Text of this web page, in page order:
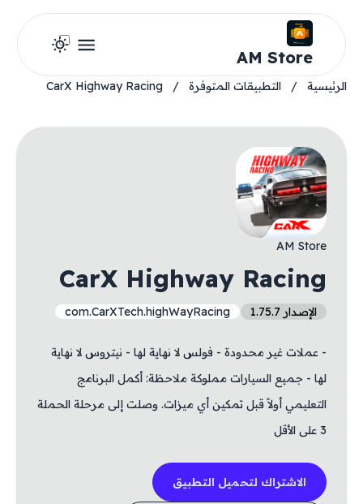
AM Store
الرئيسية / التطبيقات المتوفرة /
CarX Highway Racing
AM Store
CarX Highway Racing
الإصدار 1.75.7 com.CarXTech.highWayRacing
- عملات غير محدودة - فولس لا نهاية لها - نيتروس لا نهاية
لها - جميع السيارات مملوكة ملاحظة: أكمل البرنامج
التعليمي أولاً قبل تمكين أي ميزات. وصلت إلى مرحلة الحملة
3 على الأقل
الاشتراك لتحميل التطبيق